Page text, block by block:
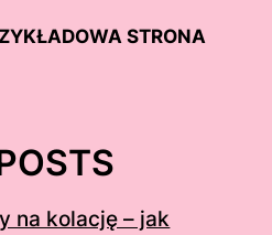
STRONA
na kolację – jak